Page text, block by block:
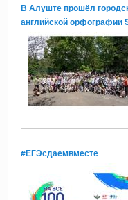
В Алуште прошёл
английской орфографии
#ЕГЭсдаемвместе